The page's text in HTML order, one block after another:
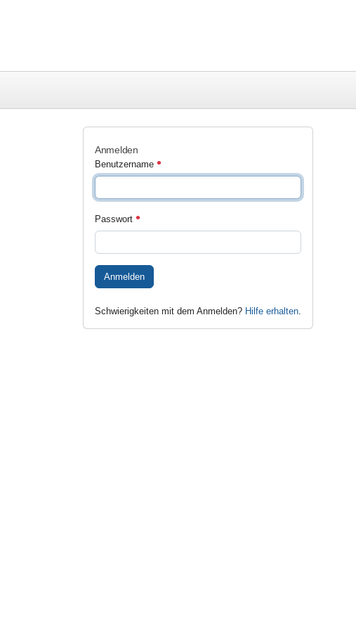
Anmelden
Benutzername
Passwort
Anmelden
Schwierigkeiten mit dem Anmelden? Hilfe erhalten.